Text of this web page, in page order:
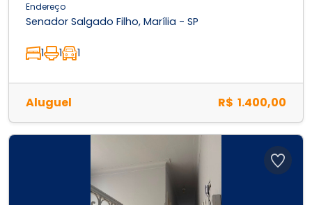
Endereço
Senador Salgado Filho, Marília - SP
1 1 1
Aluguel R$ 1.400,00